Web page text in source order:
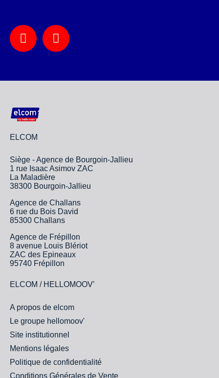
ELCOM
Siège - Agence de Bourgoin-Jallieu
1 rue Isaac Asimov ZAC
La Maladière
38300 Bourgoin-Jallieu
Agence de Challans
6 rue du Bois David
85300 Challans
Agence de Frépillon
8 avenue Louis Blériot
ZAC des Epineaux
95740 Frépillon
ELCOM / HELLOMOOV’
A propos de elcom
Le groupe hellomoov'
Site institutionnel
Mentions légales
Politique de confidentialité
Conditions Générales de Vente